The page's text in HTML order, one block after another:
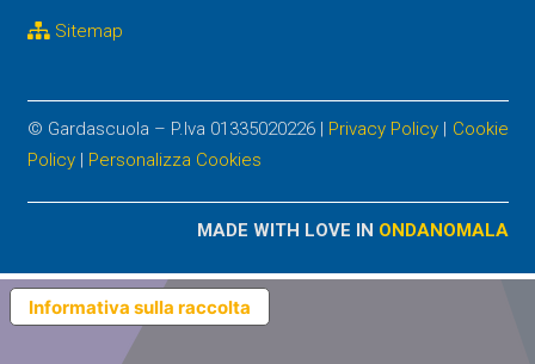
Sitemap
© Gardascuola – P.Iva 01335020226 | Privacy Policy | Cookie
Policy| Personalizza Cookies
MADE WITH LOVE IN ONDANOMALA
Informativa sulla raccolta